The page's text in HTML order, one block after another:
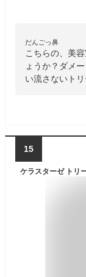
だんごっ鼻
こちらの、美
ょうか？ダメ
い流さないトリ
15